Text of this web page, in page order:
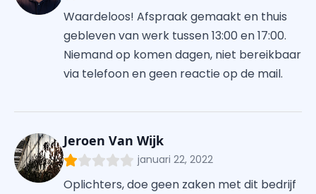
Waardeloos! Afspraak gemaakt en thuis
gebleven van werk tussen 13:00 en 17:00.
Niemand op komen dagen, niet bereikbaar
via telefoon en geen reactie op de mail.
Jeroen Van Wijk
januari 22, 2022
Oplichters, doe geen zaken met dit bedrijf